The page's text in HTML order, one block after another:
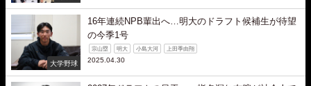
大学野球
16年連続NPB輩出へ…明大のドラフト候補生が待望
の今季1号
宗山塁 明大 小島大河 上田季由翔
2025.04.30